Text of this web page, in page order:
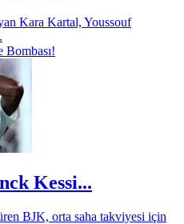
Kara Kartal, Youssouf
Bombası!
Kessi...
BJK, orta saha takviyesi için